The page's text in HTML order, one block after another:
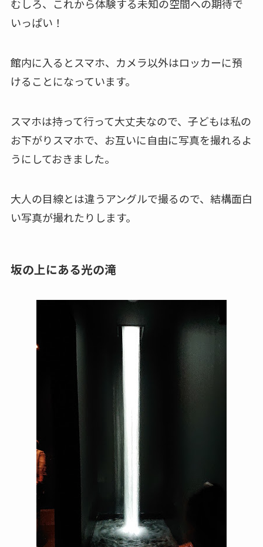
むしろ、これから体験する未知の空間への期待で
いっぱい！
館内に入るとスマホ、カメラ以外はロッカーに預
けることになっています。
スマホは持って行って大丈夫なので、子どもは私の
お下がりスマホで、お互いに自由に写真を撮れるよ
うにしておきました。
大人の目線とは違うアングルで撮るので、結構面白
い写真が撮れたりします。
坂の上にある光の滝